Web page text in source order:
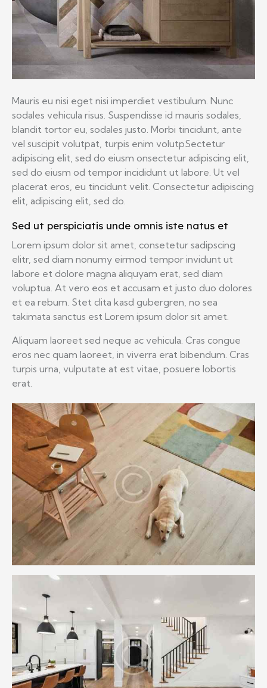
Mauris eu nisi eget nisi imperdiet vestibulum. Nunc
sodales vehicula risus. Suspendisse id mauris sodales,
blandit tortor eu, sodales justo. Morbi tincidunt, ante
vel suscipit volutpat, turpis enim volutpSectetur
adipiscing elit, sed do eiusm onsectetur adipiscing elit,
sed do eiusm od tempor incididunt ut labore. Ut vel
placerat eros, eu tincidunt velit. Consectetur adipiscing
elit, adipiscing elit, sed do.
Sed ut perspiciatis unde omnis iste natus et
Lorem ipsum dolor sit amet, consetetur sadipscing
elitr, sed diam nonumy eirmod tempor invidunt ut
labore et dolore magna aliquyam erat, sed diam
voluptua. At vero eos et accusam et justo duo dolores
et ea rebum. Stet clita kasd gubergren, no sea
takimata sanctus est Lorem ipsum dolor sit amet.
Aliquam laoreet sed neque ac vehicula. Cras congue
eros nec quam laoreet, in viverra erat bibendum. Cras
turpis urna, vulputate at est vitae, posuere lobortis
erat.